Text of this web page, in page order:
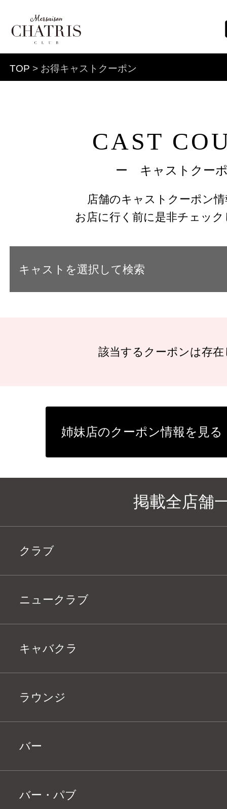
TOP > お得キャストクーポン
CAST
ー キャストクー
店舗のキャストクーポン
お店に行く前に是非チェッ
キャストを選択して検索
該当するクーポンは存
姉妹店のクーポン情報を見る
掲載全店舗
クラブ
ニュークラブ
キャバクラ
ラウンジ
バー
バー・パブ